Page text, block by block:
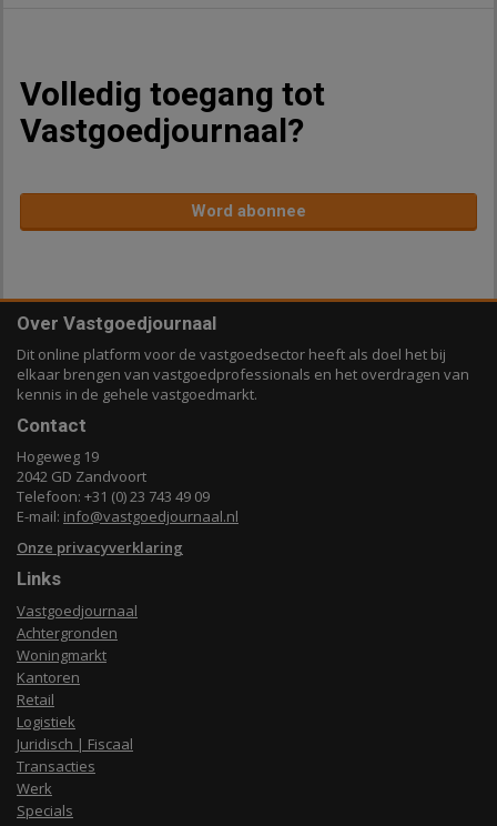
Volledig toegang tot
Vastgoedjournaal?
Word abonnee
Over Vastgoedjournaal
Dit online platform voor de vastgoedsector heeft als doel het bij
elkaar brengen van vastgoedprofessionals en het overdragen van
kennis in de gehele vastgoedmarkt.
Contact
Hogeweg 19
2042 GD Zandvoort
Telefoon: +31 (0) 23 743 49 09
E-mail: info@vastgoedjournaal.nl
Onze privacyverklaring
Links
Vastgoedjournaal
Achtergronden
Woningmarkt
Kantoren
Retail
Logistiek
Juridisch | Fiscaal
Transacties
Werk
Specials